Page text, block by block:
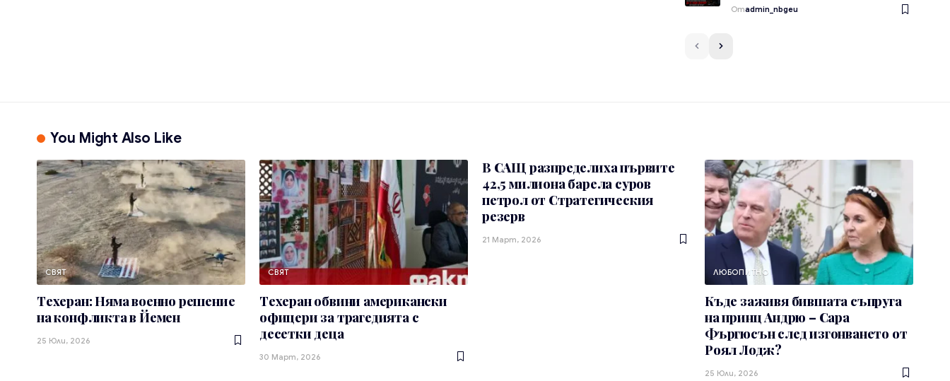
Отadmin_nbgeu
You Might Also Like
СВЯТ
Техеран: Няма военно решение
на конфликта в Йемен
25 Юли, 2026
СВЯТ
Техеран обвини американски
офицери за трагедията с
десетки деца
30 Март, 2026
В САЩ разпределиха първите
42,5 милиона барела суров
петрол от Стратегическия
резерв
21 Март, 2026
ЛЮБОПИТНО
Къде заживя бившата съпруга
на принц Андрю – Сара
Фъргюсън след изгонването от
Роял Лодж?
25 Юли, 2026